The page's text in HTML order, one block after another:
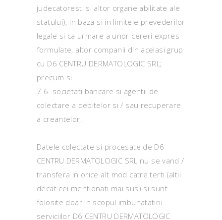
judecatoresti si altor organe abilitate ale
statului), in baza si in limitele prevederilor
legale si ca urmare a unor cereri expres
formulate, altor companii din acelasi grup
cu D6 CENTRU DERMATOLOGIC SRL;
precum si
7.6. societati bancare si agentii de
colectare a debitelor si / sau recuperare
a creantelor.
Datele colectate si procesate de D6
CENTRU DERMATOLOGIC SRL nu se vand /
transfera in orice alt mod catre terti (altii
decat cei mentionati mai sus) si sunt
folosite doar in scopul imbunatatirii
serviciilor D6 CENTRU DERMATOLOGIC